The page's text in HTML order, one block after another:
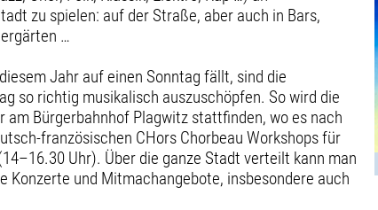
zu spielen: auf der Straße, aber auch in Bars,
…
Jahr auf einen Sonntag fällt, sind die
so richtig musikalisch auszuschöpfen. So wird die
am Bürgerbahnhof Plagwitz stattfinden, wo es nach
französischen CHors Chorbeau Workshops für
Uhr). Über die ganze Stadt verteilt kann man
Konzerte und Mitmachangebote, insbesondere auch